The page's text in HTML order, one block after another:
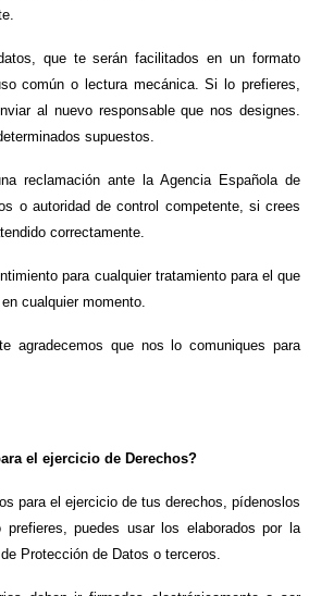
que te serán facilitados en un formato
común o lectura mecánica. Si lo prefieres,
al nuevo responsable que nos designes.
supuestos.
reclamación ante la Agencia Española de
o autoridad de control competente, si crees
correctamente.
para cualquier tratamiento para el que
cualquier momento.
agradecemos que nos lo comuniques para
el ejercicio de Derechos?
para el ejercicio de tus derechos, pídenoslos
puedes usar los elaborados por la
Protección de Datos o terceros.